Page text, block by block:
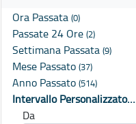
Ora Passata (0)
Passate 24 Ore (2)
Settimana Passata (9)
Mese Passato (37)
Anno Passato (514)
Intervallo Personalizzato…
Da